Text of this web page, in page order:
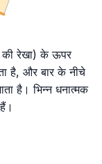
की रेखा) के ऊपर
है, और बार के नीचे
है। भिन्न धनात्मक